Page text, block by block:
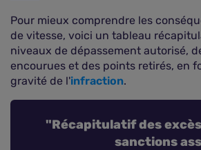
Pour mieux comprendre les
de vitesse, voici un tableau
niveaux de dépassement autorisé,
encourues et des points retirés, en
gravité de l'infraction.
"Récapitulatif des
sanctions